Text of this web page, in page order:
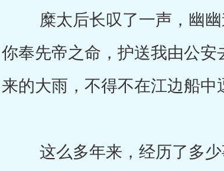
糜太后长叹了一声，幽幽
你奉先帝之命，护送我由公
来的大雨，不得不在江边船中
这么多年来，经历了多少